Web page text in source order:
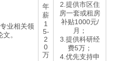
业相关领
。
年
薪
1
5-
2
0
万
2.提供市区住
房一套或租房
补贴1000元/
月；
3.提供科研经
费5万；
4.优先支持申